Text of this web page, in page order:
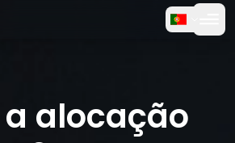
máxima?
a alocação